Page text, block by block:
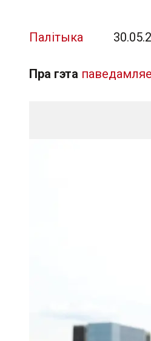
Палітыка
Пра гэта паведамляе